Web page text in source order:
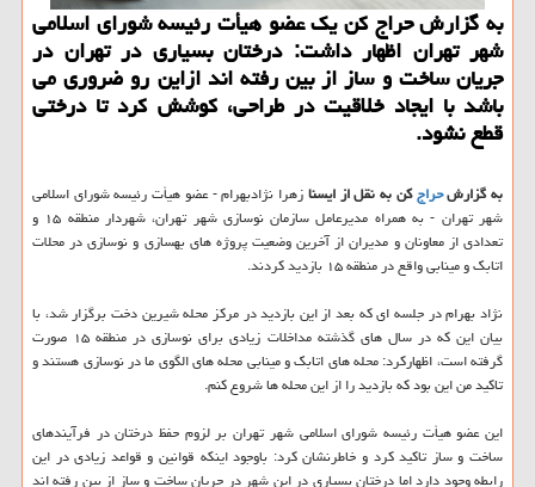
به گزارش حراج كن یك عضو هیأت رئیسه شورای اسلامی
شهر تهران اظهار داشت: درختان بسیاری در تهران در
جریان ساخت و ساز از بین رفته اند ازاین رو ضروری می
باشد با ایجاد خلاقیت در طراحی، كوشش كرد تا درختی
قطع نشود.
به گزارشحراجكن به نقل از ایسنازهرا نژادبهرام - عضو هیأت رئیسه شورای اسلامی
شهر تهران - به همراه مدیرعامل سازمان نوسازی شهر تهران، شهردار منطقه ۱۵ و
تعدادی از معاونان و مدیران از آخرین وضعیت پروژه های بهسازی و نوسازی در محلات
اتابك و مینابی واقع در منطقه ۱۵ بازدید كردند.
نژاد بهرام در جلسه ای كه بعد از این بازدید در مركز محله شیرین دخت برگزار شد، با
بیان این كه در سال های گذشته مداخلات زیادی برای نوسازی در منطقه ۱۵ صورت
گرفته است، اظهاركرد: محله های اتابك و مینابی محله های الگوی ما در نوسازی هستند و
تاكید من این بود كه بازدید را از این محله ها شروع كنم.
این عضو هیأت رئیسه شورای اسلامی شهر تهران بر لزوم حفظ درختان در فرآیندهای
ساخت و ساز تاكید كرد و خاطرنشان كرد: باوجود اینكه قوانین و قواعد زیادی در این
رابطه وجود دارد اما درختان بسیاری در این شهر در جریان ساخت و ساز از بین رفته اند